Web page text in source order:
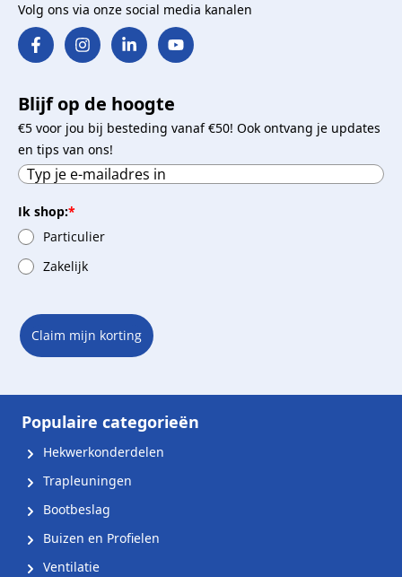
Volg ons via onze social media kanalen
Blijf op de hoogte
€5 voor jou bij besteding vanaf €50! Ook ontvang je updates
en tips van ons!
Ik shop:*
Particulier
Zakelijk
Claim mijn korting
Populaire categorieën
Hekwerkonderdelen
Trapleuningen
Bootbeslag
Buizen en Profielen
Ventilatie